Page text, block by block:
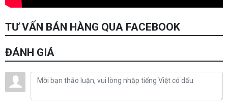
TƯ VẤN BÁN HÀNG QUA FACEBOOK
ĐÁNH GIÁ